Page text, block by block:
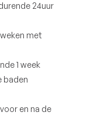
24uur
met
1 week
baden
en na de